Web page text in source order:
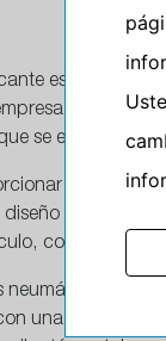
es por su
4.0.
se esfuerzan
para
con el que el
neumáticos
una gran